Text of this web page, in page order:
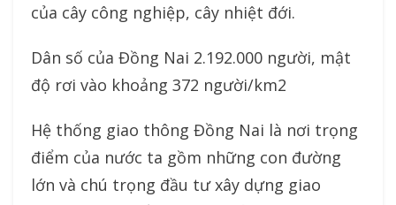
của cây công nghiệp, cây nhiệt đới.
Dân số của Đồng Nai 2.192.000 người, mật
độ rơi vào khoảng 372 người/km2
Hệ thống giao thông Đồng Nai là nơi trọng
điểm của nước ta gồm những con đường
lớn và chú trọng đầu tư xây dựng giao